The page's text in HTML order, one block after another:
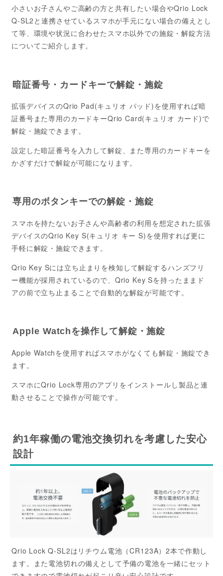
小さいお子さんやご高齢の方と共有したい場合やQrio Lock
Q-SL2と連携させているスマホが手元にない場合の備えとし
て等、環境や状況に合わせたスマホ以外での施錠・解錠方法
についてご紹介します。
暗証番号・カードキーで解錠・施錠
拡張デバイスのQrio Pad(キュリオ パッド)を使用すれば暗
証番号また専用のカードキーQrio Card(キュリオ カード)で
解錠・施錠できます。
設定した暗証番号を入力して解錠、また専用のカードキーを
かざすだけで解錠が可能になります。
専用のボタンキーでの解錠・施錠
スマホを持たないお子さんや高齢者の利用を想定された拡張
デバイスのQrio Key S(キュリオ キー S)を使用すれば更に
手軽に解錠・施錠できます。
Qrio Key Sには立ち止まりを検知して解錠するハンズフリ
ー機能が採用されているので、Qrio Key Sを持ったままド
アの前で立ち止まることで自動的な解錠が可能です。
Apple Watchを操作して解錠・施錠
Apple Watchを使用すればスマホがなくても解錠・施錠でき
ます。
スマホにQrio Lock専用のアプリをインストールし製品と連
動させることで操作が可能です。
約1年稼働の電池交換切れを考慮した安心
設計
Qrio Lock Q-SL2はリチウム電池（CR123A）2本で作動し
ます。また電池切れの備えとして予備の電池を一緒にセット